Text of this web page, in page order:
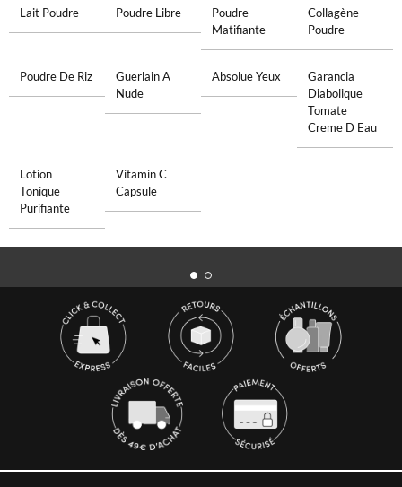
Lait Poudre Poudre Libre
Poudre
Matifiante
Collagène
Poudre
Poudre De Riz
Guerlain A
Nude
Absolue Yeux
Garancia
Diabolique
Tomate
Creme D Eau
Lotion
Tonique
Purifiante
Vitamin C
Capsule